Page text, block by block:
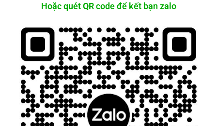
Hoặc quét QR code để kết bạn zalo